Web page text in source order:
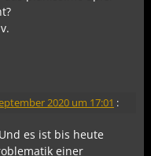
2020 um 17:01 :
es ist bis heute
einer